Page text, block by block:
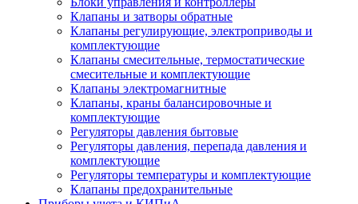
Клапаны и затворы обратные
Клапаны регулирующие, электроприводы и
комплектующие
Клапаны смесительные, термостатические
смесительные и комплектующие
Клапаны электромагнитные
Клапаны, краны балансировочные и
комплектующие
Регуляторы давления бытовые
Регуляторы давления, перепада давления и
комплектующие
Регуляторы температуры и комплектующие
Клапаны предохранительные